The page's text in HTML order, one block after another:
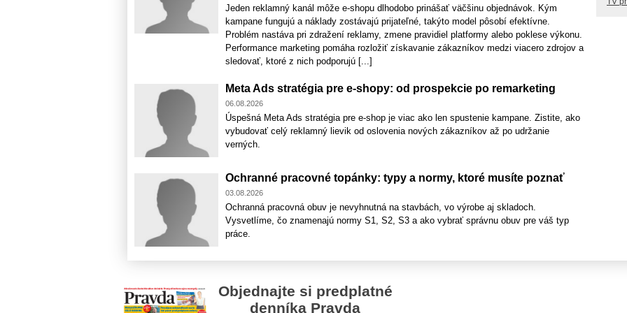
Jeden reklamný kanál môže e-shopu dlhodobo prinášať väčšinu objednávok. Kým
kampane fungujú a náklady zostávajú prijateľné, takýto model pôsobí efektívne.
Problém nastáva pri zdražení reklamy, zmene pravidiel platformy alebo poklese výkonu.
Performance marketing pomáha rozložiť získavanie zákazníkov medzi viacero zdrojov a
sledovať, ktoré z nich podporujú [...]
Meta Ads stratégia pre e-shopy: od prospekcie po remarketing
06.08.2026
Úspešná Meta Ads stratégia pre e-shop je viac ako len spustenie kampane. Zistite, ako
vybudovať celý reklamný lievik od oslovenia nových zákazníkov až po udržanie
verných.
Ochranné pracovné topánky: typy a normy, ktoré musíte poznať
03.08.2026
Ochranná pracovná obuv je nevyhnutná na stavbách, vo výrobe aj skladoch.
Vysvetlíme, čo znamenajú normy S1, S2, S3 a ako vybrať správnu obuv pre váš typ
práce.
Objednajte si predplatné
denníka Pravda